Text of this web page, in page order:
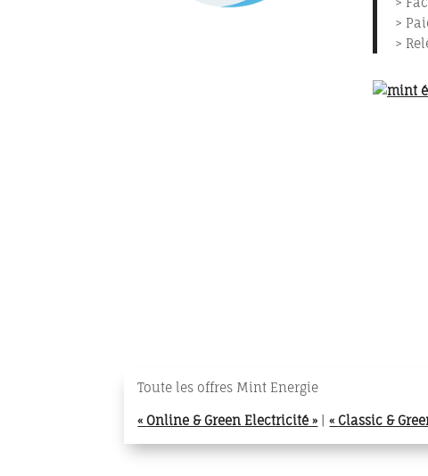
>
>
Toute les offres Mint Energie
«Online & Green Electricité » |«Classic &